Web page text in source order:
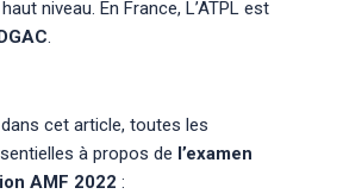
niveau. En France, L’ATPL est
.
cet article, toutes les
à propos de l’examen
AMF 2022 :